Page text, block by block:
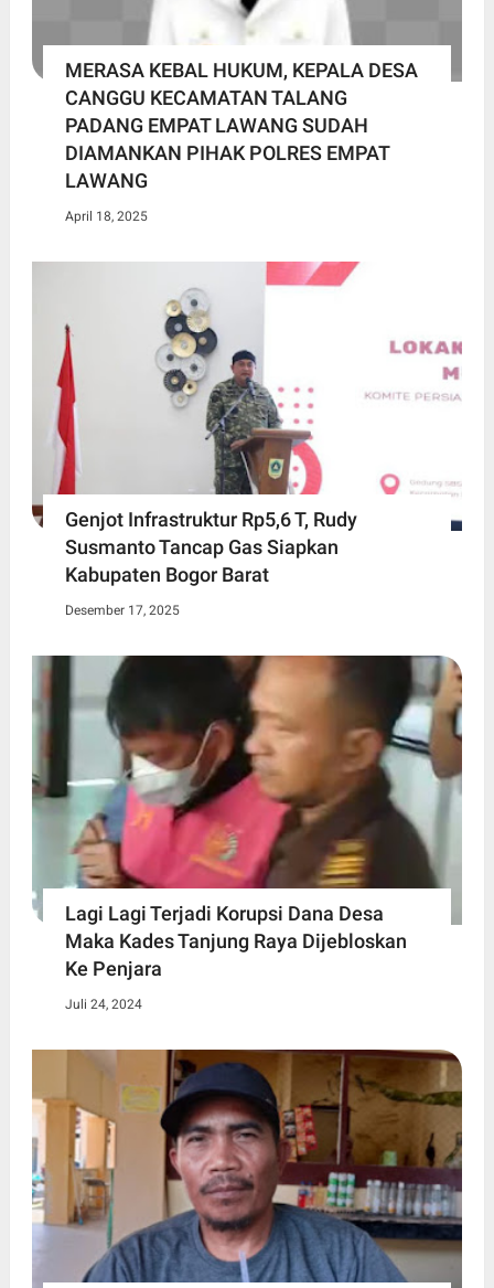
MERASA KEBAL HUKUM, KEPALA DESA
CANGGU KECAMATAN TALANG
PADANG EMPAT LAWANG SUDAH
DIAMANKAN PIHAK POLRES EMPAT
LAWANG
April 18, 2025
Genjot Infrastruktur Rp5,6 T, Rudy
Susmanto Tancap Gas Siapkan
Kabupaten Bogor Barat
Desember 17, 2025
Lagi Lagi Terjadi Korupsi Dana Desa
Maka Kades Tanjung Raya Dijebloskan
Ke Penjara
Juli 24, 2024